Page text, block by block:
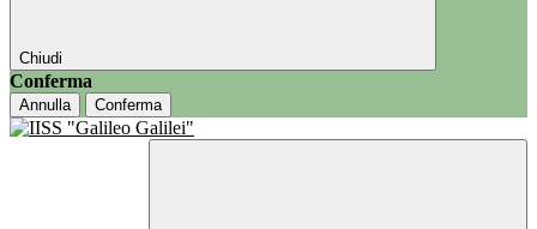
Chiudi
Conferma
Annulla Conferma